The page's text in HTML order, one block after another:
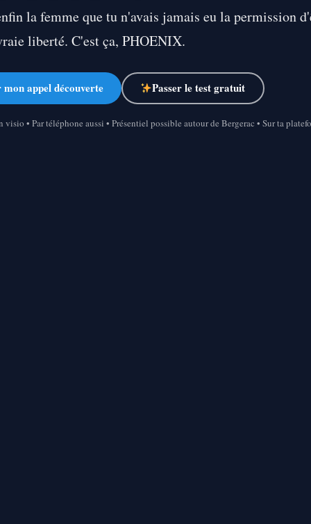
la femme que tu n'avais jamais eu la permission
liberté. C'est ça, PHOENIX.
mon appel découverte Passer le test gratuit
visio • Par téléphone aussi • Présentiel possible autour de Bergerac • Sur ta